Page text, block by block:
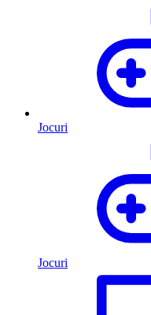
Jocuri
Jocuri